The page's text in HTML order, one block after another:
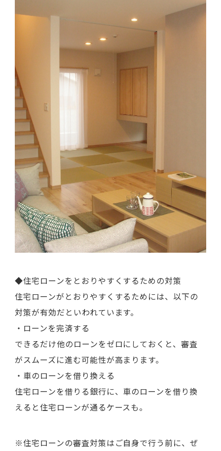
◆住宅ローンをとおりやすくするための対策
住宅ローンがとおりやすくするためには、以下の
対策が有効だといわれています。
・ローンを完済する
できるだけ他のローンをゼロにしておくと、審査
がスムーズに進む可能性が高まります。
・車のローンを借り換える
住宅ローンを借りる銀行に、車のローンを借り換
えると住宅ローンが通るケースも。
※住宅ローンの審査対策はご自身で行う前に、ぜ